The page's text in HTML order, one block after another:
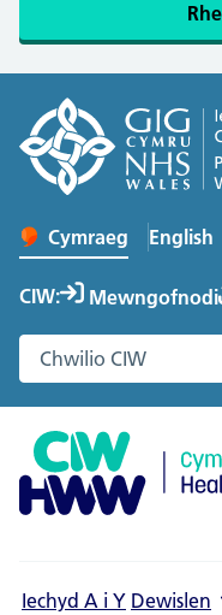
Newid iaith y wefan
Cymraeg English
–
CIW: Mewngofnodi
Chwilio gwefan
Iechyd A i Y Dewislen